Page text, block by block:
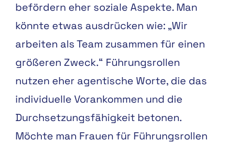
befördern eher soziale Aspekte. Man
könnte etwas ausdrücken wie: „Wir
arbeiten als Team zusammen für einen
größeren Zweck.“ Führungsrollen
nutzen eher agentische Worte, die das
individuelle Vorankommen und die
Durchsetzungsfähigkeit betonen.
Möchte man Frauen für Führungsrollen